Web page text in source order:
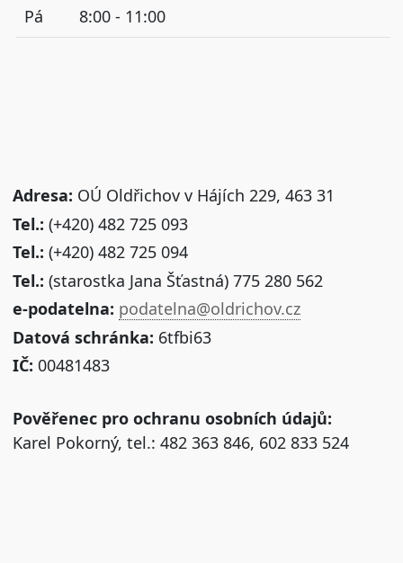
Pá
8:00 - 11:00
Adresa: OÚ Oldřichov v Hájích 229, 463 31
Tel.: (+420) 482 725 093
Tel.: (+420) 482 725 094
Tel.: (starostka Jana Šťastná) 775 280 562
e-podatelna: podatelna@oldrichov.cz
Datová schránka: 6tfbi63
IČ: 00481483
Pověřenec pro ochranu osobních údajů:
Karel Pokorný, tel.: 482 363 846, 602 833 524